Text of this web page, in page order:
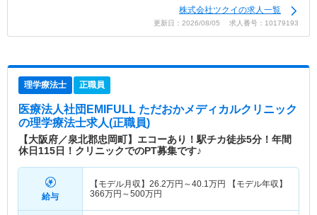
株式会社ツクイの求人一覧
更新日：2026/08/05 求人番号：10179193
理学療法士 正職員
医療法人社団EMIFULL ただおかメディカルクリニック
の理学療法士求人(正職員)
【大阪府／泉北郡忠岡町】エコーあり！駅チカ徒歩5分！年間
休日115日！クリニックでのPT募集です♪
給与
【モデル月収】 26.2万円～40.1万円
【モデル年収】
366万円～500万円